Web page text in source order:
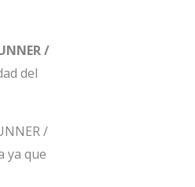
/
del
/
ya que